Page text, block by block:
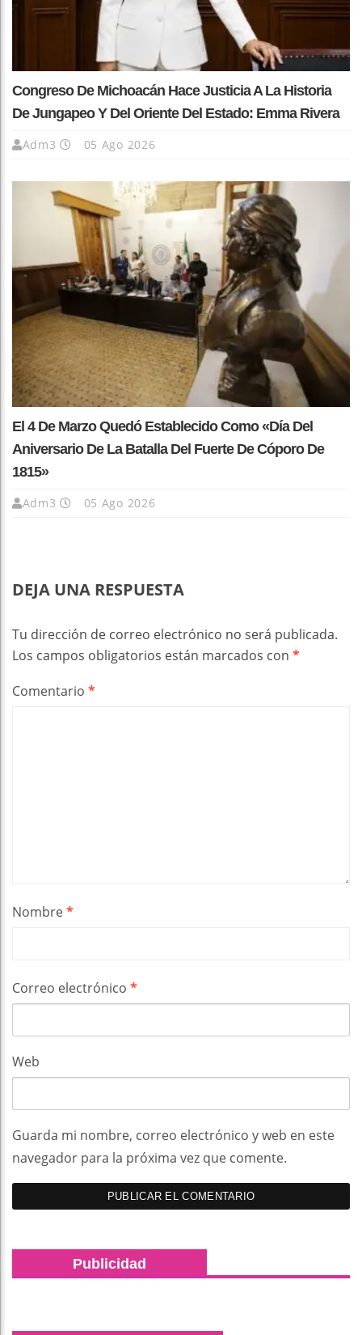
Congreso De Michoacán Hace Justicia A La Historia
De Jungapeo Y Del Oriente Del Estado: Emma Rivera
Adm3 05 Ago 2026
El 4 De Marzo Quedó Establecido Como «Día Del
Aniversario De La Batalla Del Fuerte De Cóporo De
1815»
Adm3 05 Ago 2026
DEJA UNA RESPUESTA
Tu dirección de correo electrónico no será publicada.
Los campos obligatorios están marcados con *
Comentario *
Nombre*
Correo electrónico *
Web
Guarda mi nombre, correo electrónico y web en este
navegador para la próxima vez que comente.
Publicidad